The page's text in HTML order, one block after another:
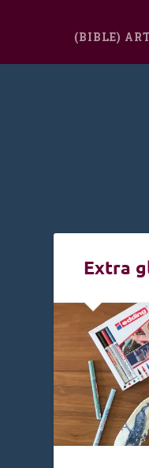
(BIBLE)
Extra